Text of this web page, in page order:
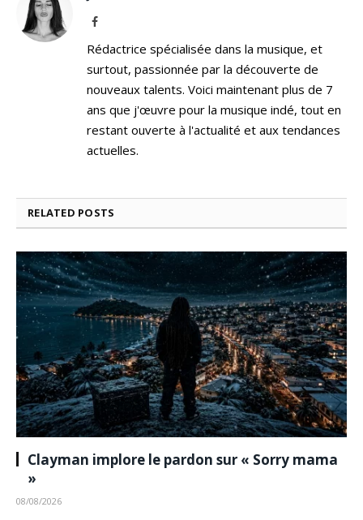
Facebook
Rédactrice spécialisée dans la musique, et
surtout, passionnée par la découverte de
nouveaux talents. Voici maintenant plus de 7
ans que j'œuvre pour la musique indé, tout en
restant ouverte à l'actualité et aux tendances
actuelles.
RELATED POSTS
Clayman implore le pardon sur « Sorry mama
»
08/08/2026